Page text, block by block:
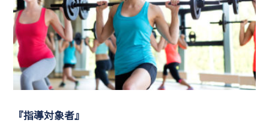
『指導対象者』